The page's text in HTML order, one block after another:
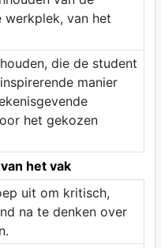
werkplek, van het
die de student
manier
het gekozen
het vak
uit om kritisch,
na te denken over